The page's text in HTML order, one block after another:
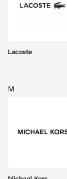
Lacoste
M